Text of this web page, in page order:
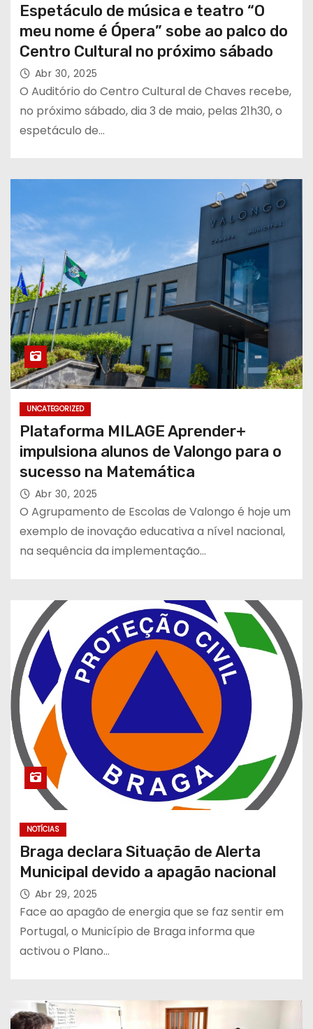
Espetáculo de música e teatro “O
meu nome é Ópera” sobe ao palco do
Centro Cultural no próximo sábado
Abr 30, 2025
O Auditório do Centro Cultural de Chaves recebe,
no próximo sábado, dia 3 de maio, pelas 21h30, o
espetáculo de…
UNCATEGORIZED
Plataforma MILAGE Aprender+
impulsiona alunos de Valongo para o
sucesso na Matemática
Abr 30, 2025
O Agrupamento de Escolas de Valongo é hoje um
exemplo de inovação educativa a nível nacional,
na sequência da implementação…
NOTÍCIAS
Braga declara Situação de Alerta
Municipal devido a apagão nacional
Abr 29, 2025
Face ao apagão de energia que se faz sentir em
Portugal, o Município de Braga informa que
activou o Plano…